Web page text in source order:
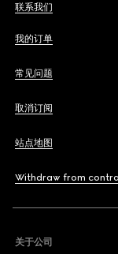
联系我们
我的订单
常见问题
取消订阅
站点地图
Withdraw from
关于公司